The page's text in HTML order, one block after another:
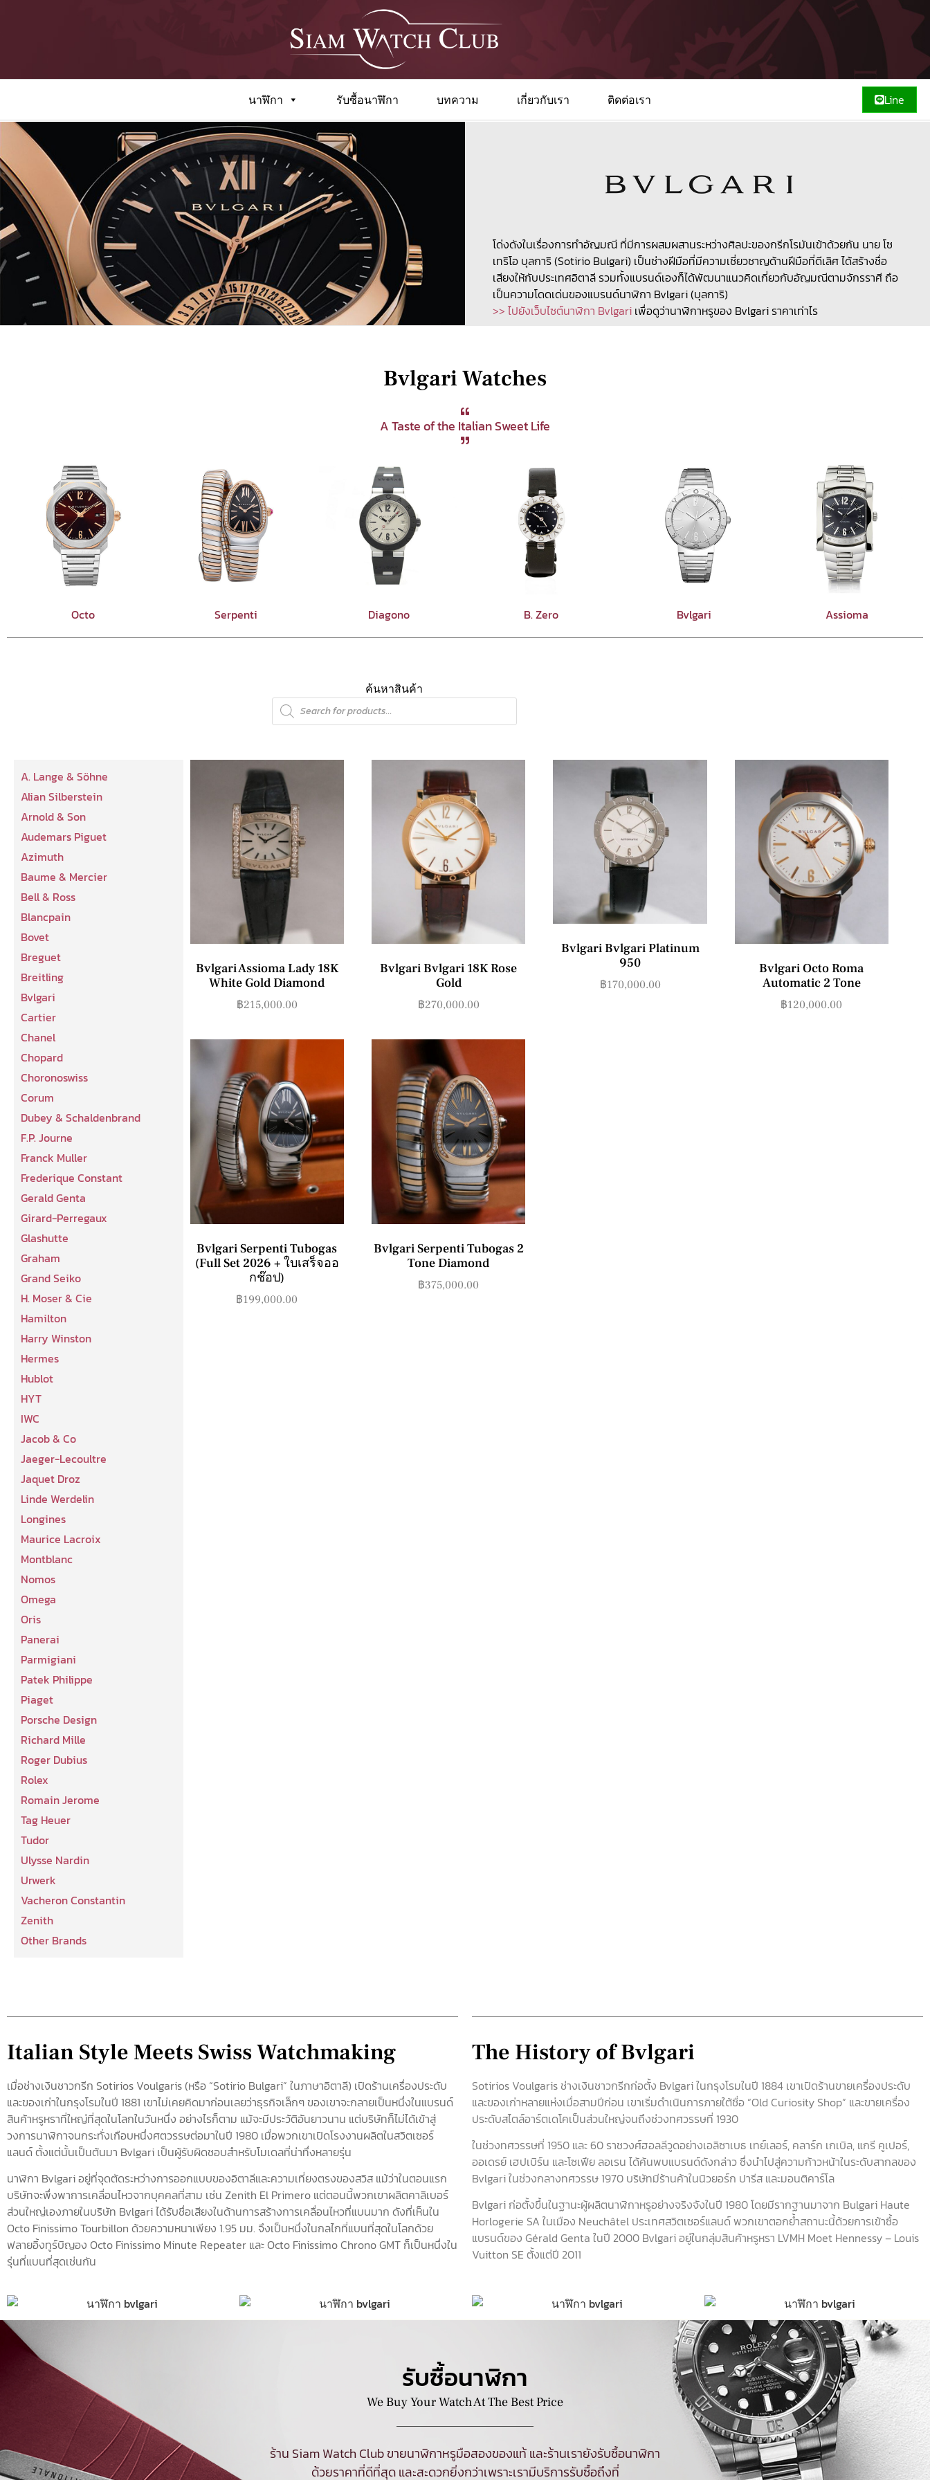
นาฬิกา รับซื้อนาฬิกา บทความ เกี่ยวกับเรา ติดต่อเรา Line
โด่งดังในเรื่องการทำอัญมณี ที่มีการผสมผสานระหว่างศิลปะของกรีกโรมันเข้าด้วยกัน นาย โซ
เทริโอ บุลการิ (Sotirio Bulgari) เป็นช่างฝีมือที่มีความเชี่ยวชาญด้านฝีมือที่ดีเลิศ ได้สร้างชื่อ
เสียงให้กับประเทศอิตาลี รวมทั้งแบรนด์เองก็ได้พัฒนาแนวคิดเกี่ยวกับอัญมณีตามจักรราศี ถือ
เป็นความโดดเด่นของแบรนด์นาฬิกา Bvlgari (บุลการิ)
>> ไปยังเว็บไซต์นาฬิกา Bvlgari เพื่อดูว่านาฬิกาหรูของ Bvlgari ราคาเท่าไร
Bvlgari Watches
A Taste of the Italian Sweet Life
Octo Serpenti Diagono B. Zero Bvlgari Assioma
ค้นหาสินค้า
A. Lange & Söhne
Alian Silberstein
Arnold & Son
Audemars Piguet
Azimuth
Baume & Mercier
Bell & Ross
Blancpain
Bovet
Breguet
Breitling
Bvlgari
Cartier
Chanel
Chopard
Choronoswiss
Corum
Dubey & Schaldenbrand
F.P. Journe
Franck Muller
Frederique Constant
Gerald Genta
Girard-Perregaux
Glashutte
Graham
Grand Seiko
H. Moser & Cie
Hamilton
Harry Winston
Hermes
Hublot
HYT
IWC
Jacob & Co
Jaeger-Lecoultre
Jaquet Droz
Linde Werdelin
Longines
Maurice Lacroix
Montblanc
Nomos
Omega
Oris
Panerai
Parmigiani
Patek Philippe
Piaget
Porsche Design
Richard Mille
Roger Dubius
Rolex
Romain Jerome
Tag Heuer
Tudor
Ulysse Nardin
Urwerk
Vacheron Constantin
Zenith
Other Brands
Bvlgari Assioma Lady 18K
White Gold Diamond
฿215,000.00
Bvlgari Bvlgari 18K Rose
Gold
฿270,000.00
Bvlgari Bvlgari Platinum
950
฿170,000.00
Bvlgari Octo Roma
Automatic 2 Tone
฿120,000.00
Bvlgari Serpenti Tubogas
(Full Set 2026 + ใบเสร็จออ
กช๊อป)
฿199,000.00
Bvlgari Serpenti Tubogas 2
Tone Diamond
฿375,000.00
Italian Style Meets Swiss Watchmaking
เมื่อช่างเงินชาวกรีก Sotirios Voulgaris (หรือ “Sotirio Bulgari” ในภาษาอิตาลี) เปิดร้านเครื่องประดับ
และของเก่าในกรุงโรมในปี 1881 เขาไม่เคยคิดมาก่อนเลยว่าธุรกิจเล็กๆ ของเขาจะกลายเป็นหนึ่งในแบรนด์
สินค้าหรูหราที่ใหญ่ที่สุดในโลกในวันหนึ่ง อย่างไรก็ตาม แม้จะมีประวัติอันยาวนาน แต่บริษัทก็ไม่ได้เข้าสู่
วงการนาฬิกาจนกระทั่งเกือบหนึ่งศตวรรษต่อมาในปี 1980 เมื่อพวกเขาเปิดโรงงานผลิตในสวิตเซอร์
แลนด์ ตั้งแต่นั้นเป็นต้นมา Bvlgari เป็นผู้รับผิดชอบสำหรับโมเดลที่น่าทึ่งหลายรุ่น
นาฬิกา Bvlgari อยู่ที่จุดตัดระหว่างการออกแบบของอิตาลีและความเที่ยงตรงของสวิส แม้ว่าในตอนแรก
บริษัทจะพึ่งพาการเคลื่อนไหวจากบุคคลที่สาม เช่น Zenith El Primero แต่ตอนนี้พวกเขาผลิตคาลิเบอร์
ส่วนใหญ่เองภายในบริษัท Bvlgari ได้รับชื่อเสียงในด้านการสร้างการเคลื่อนไหวที่แบนมาก ดังที่เห็นใน
Octo Finissimo Tourbillon ด้วยความหนาเพียง 1.95 มม. จึงเป็นหนึ่งในกลไกที่แบนที่สุดในโลกด้วย
ฟลายอิ้งทูร์บิญอง Octo Finissimo Minute Repeater และ Octo Finissimo Chrono GMT ก็เป็นหนึ่งใน
รุ่นที่แบนที่สุดเช่นกัน
The History of Bvlgari
Sotirios Voulgaris ช่างเงินชาวกรีกก่อตั้ง Bvlgari ในกรุงโรมในปี 1884 เขาเปิดร้านขายเครื่องประดับ
และของเก่าหลายแห่งเมื่อสามปีก่อน เขาเริ่มดำเนินการภายใต้ชื่อ “Old Curiosity Shop” และขายเครื่อง
ประดับสไตล์อาร์ตเดโคเป็นส่วนใหญ่จนถึงช่วงทศวรรษที่ 1930
ในช่วงทศวรรษที่ 1950 และ 60 ราชวงศ์ฮอลลีวูดอย่างเอลิซาเบธ เทย์เลอร์, คลาร์ก เกเบิล, แกรี คูเปอร์,
ออเดรย์ เฮปเบิร์น และโซเฟีย ลอเรน ได้ค้นพบแบรนด์ดังกล่าว ซึ่งนำไปสู่ความก้าวหน้าในระดับสากลของ
Bvlgari ในช่วงกลางทศวรรษ 1970 บริษัทมีร้านค้าในนิวยอร์ก ปารีส และมอนติคาร์โล
Bvlgari ก่อตั้งขึ้นในฐานะผู้ผลิตนาฬิกาหรูอย่างจริงจังในปี 1980 โดยมีรากฐานมาจาก Bulgari Haute
Horlogerie SA ในเมือง Neuchâtel ประเทศสวิตเซอร์แลนด์ พวกเขาตอกย้ำสถานะนี้ด้วยการเข้าซื้อ
แบรนด์ของ Gérald Genta ในปี 2000 Bvlgari อยู่ในกลุ่มสินค้าหรูหรา LVMH Moet Hennessy – Louis
Vuitton SE ตั้งแต่ปี 2011
รับซื้อนาฬิกา
We Buy Your Watch At The Best Price
ร้าน Siam Watch Club ขายนาฬิกาหรูมือสองของแท้ และร้านเรายังรับซื้อนาฬิกา
ด้วยราคาที่ดีที่สุด และสะดวกยิ่งกว่าเพราะเรามีบริการรับซื้อถึงที่